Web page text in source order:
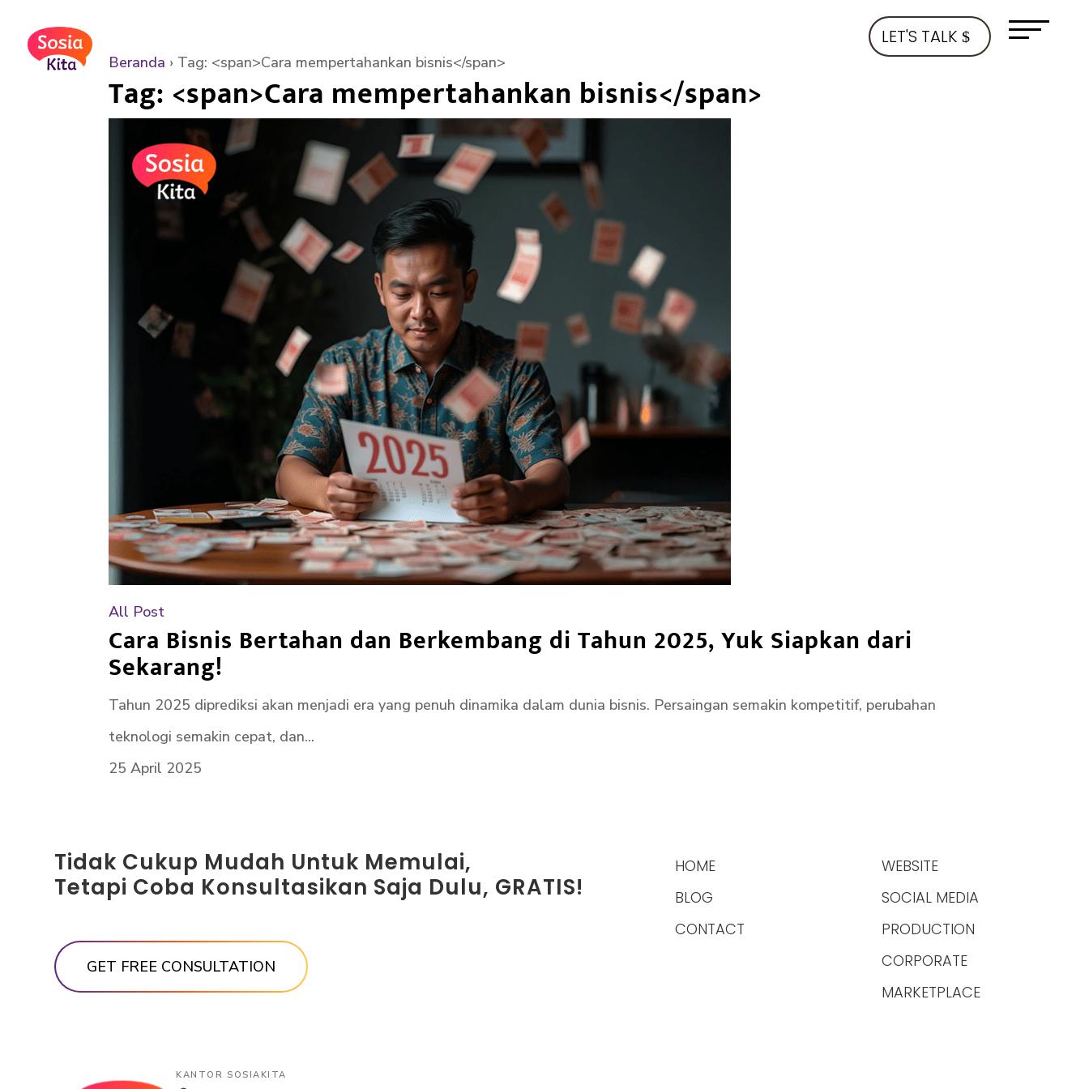
LET'S TALK
Beranda › Tag: <span>Cara mempertahankan bisnis</span>
Tag: <span>Cara mempertahankan bisnis</span>
All Post
Cara Bisnis Bertahan dan Berkembang di Tahun 2025, Yuk Siapkan dari
Sekarang!
Tahun 2025 diprediksi akan menjadi era yang penuh dinamika dalam dunia bisnis. Persaingan semakin kompetitif, perubahan
teknologi semakin cepat, dan...
25 April 2025
Tidak Cukup Mudah Untuk Memulai,
Tetapi Coba Konsultasikan Saja Dulu, GRATIS!
HOME
BLOG
CONTACT
WEBSITE
SOCIAL MEDIA
PRODUCTION
CORPORATE
MARKETPLACE
KANTOR SOSIAKITA